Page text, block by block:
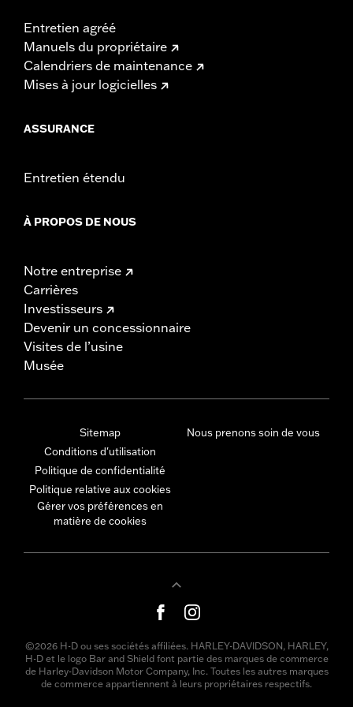
Entretien agréé
Manuels du propriétaire
Calendriers de maintenance
Mises à jour logicielles
ASSURANCE
Entretien étendu
À PROPOS DE NOUS
Notre entreprise
Carrières
Investisseurs
Devenir un concessionnaire
Visites de l’usine
Musée
Sitemap
Conditions d'utilisation
Politique de confidentialité
Politique relative aux cookies
Gérer vos préférences en
matière de cookies
Nous prenons soin de vous
©2026 H-D ou ses sociétés affiliées. HARLEY-DAVIDSON, HARLEY,
H-D et le logo Bar and Shield font partie des marques de commerce
de Harley-Davidson Motor Company, Inc. Toutes les autres marques
de commerce appartiennent à leurs propriétaires respectifs.